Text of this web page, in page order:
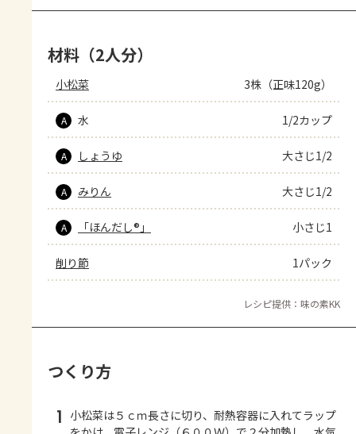
材料（2人分）
小松菜 3株（正味120g）
A 水 1/2カップ
A しょうゆ 大さじ1/2
A みりん 大さじ1/2
A 「ほんだし®」 小さじ1
削り節 1パック
レシピ提供：味の素KK
つくり方
1 小松菜は５ｃｍ長さに切り、耐熱容器に入れてラップ